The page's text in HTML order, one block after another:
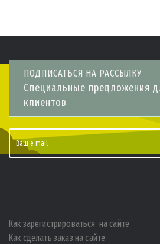
ПОДПИСАТЬСЯ НА РАССЫЛКУ
Специальные предложения
клиентов
Как зарегистрироваться на сайте
Как сделать заказ на сайте